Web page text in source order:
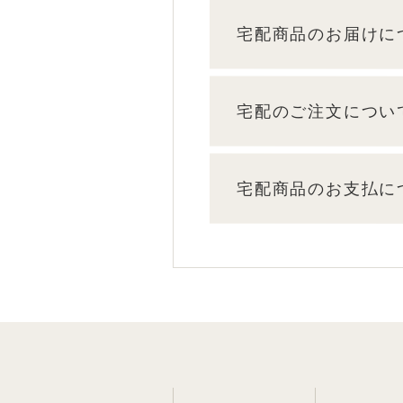
宅配商品のお届けに
宅配のご注文につい
宅配商品のお支払に